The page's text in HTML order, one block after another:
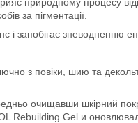
за пігментації.
і запобігає зневодненню
з повіки, шию та
очищавши шкірний
Rebuilding Gel и